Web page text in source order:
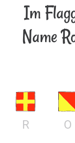
Im
Name
R O